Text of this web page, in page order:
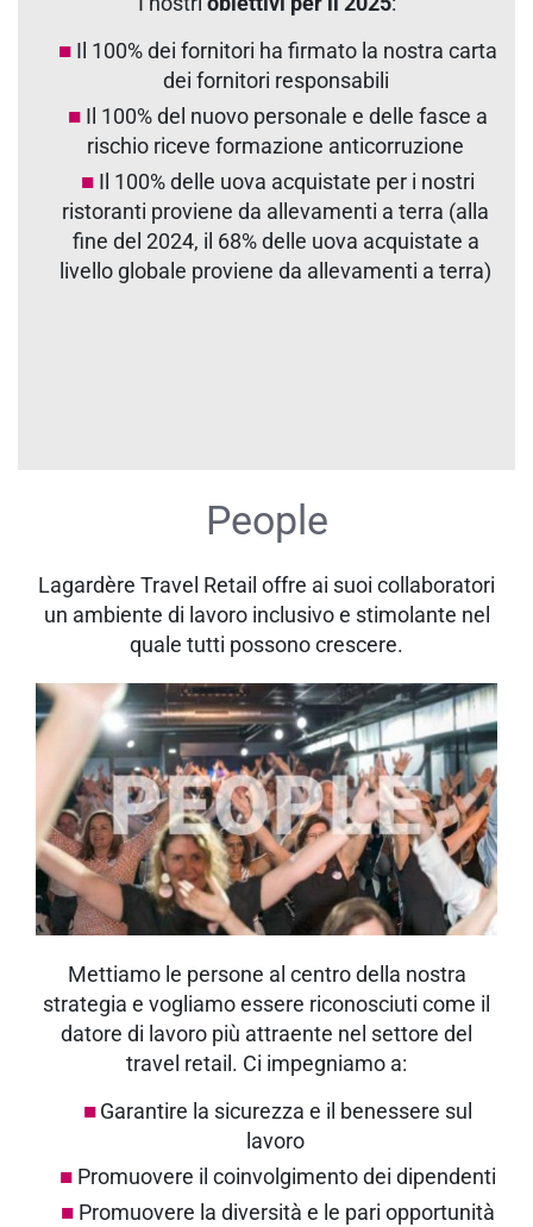
Il 100% dei fornitori ha firmato la nostra carta
dei fornitori responsabili
Il 100% del nuovo personale e delle fasce a
rischio riceve formazione anticorruzione
Il 100% delle uova acquistate per i nostri
ristoranti proviene da allevamenti a terra (alla
fine del 2024, il 68% delle uova acquistate a
livello globale proviene da allevamenti a terra)
People
Lagardère Travel Retail offre ai suoi collaboratori
un ambiente di lavoro inclusivo e stimolante nel
quale tutti possono crescere.
Mettiamo le persone al centro della nostra
strategia e vogliamo essere riconosciuti come il
datore di lavoro più attraente nel settore del
travel retail. Ci impegniamo a:
Garantire la sicurezza e il benessere sul
lavoro
Promuovere il coinvolgimento dei dipendenti
Promuovere la diversità e le pari opportunità